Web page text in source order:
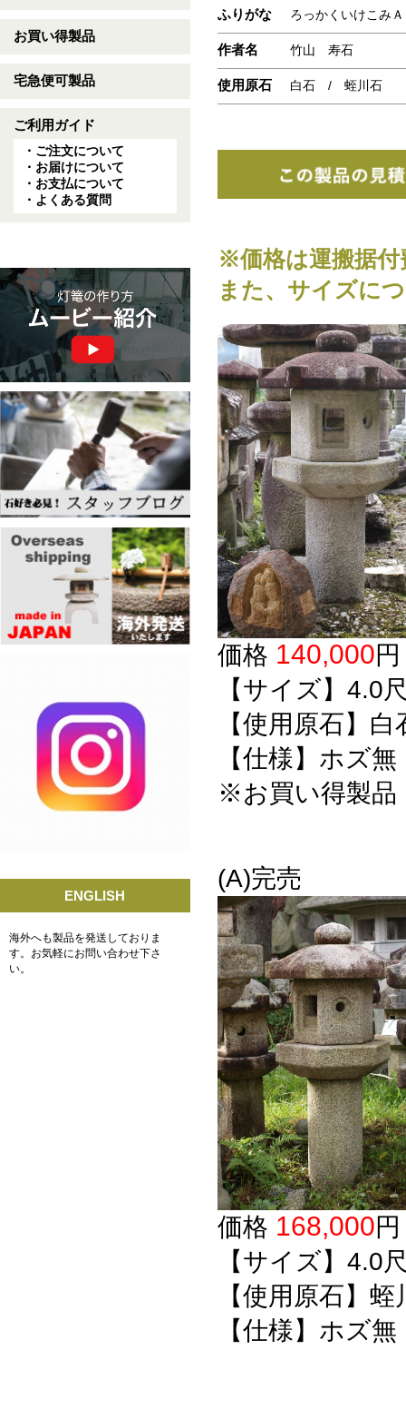
お買い得製品
宅急便可製品
ご利用ガイド
・ご注文について
・お届けについて
・お支払について
・よくある質問
ENGLISH
海外へも製品を発送しておりま
す。お気軽にお問い合わせ下さ
い。
ふりがな ろっかくいけこみＡ
作者名 竹山 寿石
使用原石 白石 / 蛭川石
※価格は運搬据付
また、サイズに
価格 140,000
【サイズ】4.0
【使用原石】白
【仕様】ホズ無
※お買い得製品
(A)
価格 168,000
【サイズ】4.0
【使用原石】蛭
【仕様】ホズ無